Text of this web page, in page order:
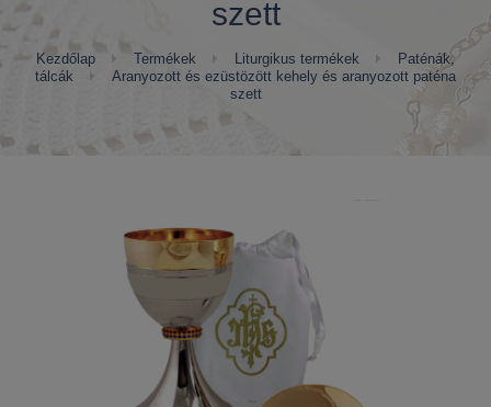
szett
Kezdőlap Termékek Liturgikus termékek
Paténák,
tálcák
Aranyozott és ezüstözött kehely és aranyozott paténa
szett